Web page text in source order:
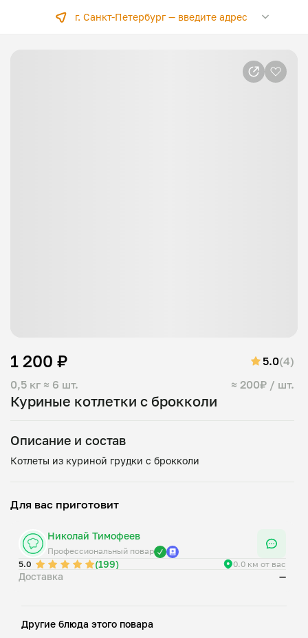
г. Санкт-Петербург —введите адрес
Куриные котлетки с брокколи
0,5 кг ≈ 6 шт. ≈ 200₽ / шт.
1 200 ₽ 5.0(4)
Описание и состав
Для вас приготовит
Николай Тимофеев
Профессиональный повар
5.0
(199) 0.0 км от вас
Доставка —
Другие блюда этого повара